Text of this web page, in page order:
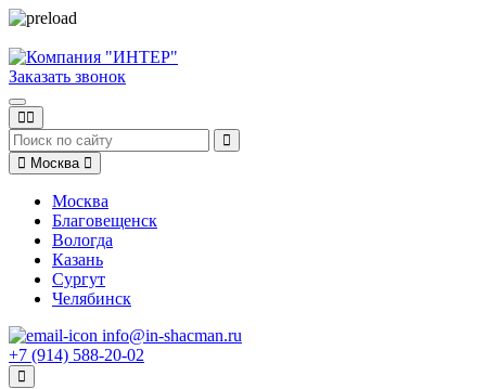
Заказать звонок
Москва
Москва
Благовещенск
Вологда
Казань
Сургут
Челябинск
info@in-shacman.ru
+7 (914) 588-20-02